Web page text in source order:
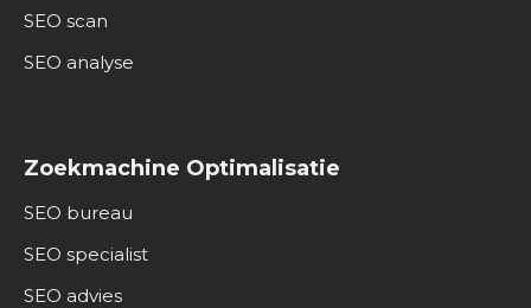
SEO scan
SEO analyse
Zoekmachine Optimalisatie
SEO bureau
SEO specialist
SEO advies